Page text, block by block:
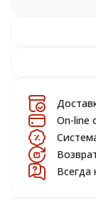
On-line
Всегда